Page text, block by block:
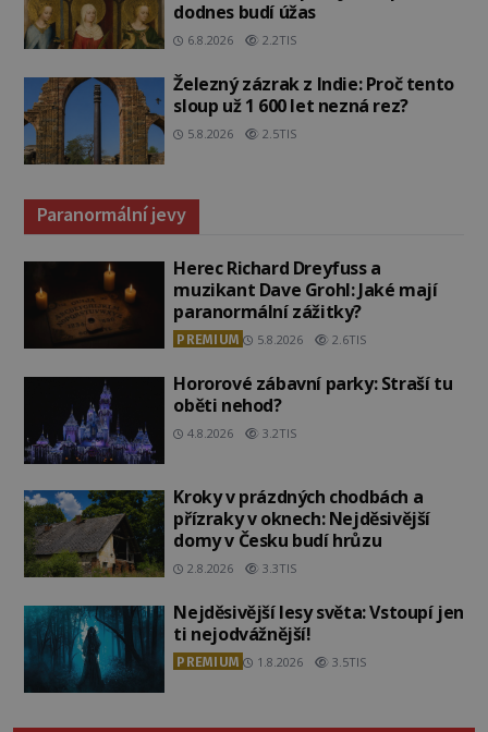
dodnes budí úžas
6.8.2026 2.2TIS
Železný zázrak z Indie: Proč tento
sloup už 1 600 let nezná rez?
5.8.2026 2.5TIS
Paranormální jevy
Herec Richard Dreyfuss a
muzikant Dave Grohl: Jaké mají
paranormální zážitky?
PREMIUM 5.8.2026 2.6TIS
Hororové zábavní parky: Straší tu
oběti nehod?
4.8.2026 3.2TIS
Kroky v prázdných chodbách a
přízraky v oknech: Nejděsivější
domy v Česku budí hrůzu
2.8.2026 3.3TIS
Nejděsivější lesy světa: Vstoupí jen
ti nejodvážnější!
PREMIUM 1.8.2026 3.5TIS